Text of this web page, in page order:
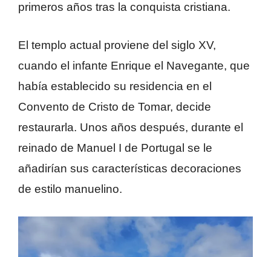
primeros años tras la conquista cristiana.
El templo actual proviene del siglo XV,
cuando el infante Enrique el Navegante, que
había establecido su residencia en el
Convento de Cristo de Tomar, decide
restaurarla. Unos años después, durante el
reinado de Manuel I de Portugal se le
añadirían sus características decoraciones
de estilo manuelino.